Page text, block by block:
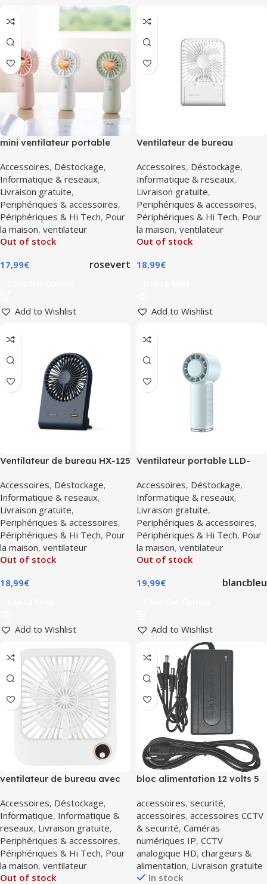
mini ventilateur portable
Accessoires, Déstockage,
Informatique & reseaux,
Livraison gratuite,
Periphériques & accessoires,
Périphériques & Hi Tech, Pour
la maison, ventilateur
Out of stock
17,99€ rosevert
Add to Wishlist
Ventilateur de bureau
Accessoires, Déstockage,
Informatique & reseaux,
Livraison gratuite,
Periphériques & accessoires,
Périphériques & Hi Tech, Pour
la maison, ventilateur
Out of stock
18,99€
Add to Wishlist
Ventilateur de bureau HX-125
Accessoires, Déstockage,
Informatique & reseaux,
Livraison gratuite,
Periphériques & accessoires,
Périphériques & Hi Tech, Pour
la maison, ventilateur
Out of stock
18,99€
Add to Wishlist
Ventilateur portable LLD-
Accessoires, Déstockage,
Informatique & reseaux,
Livraison gratuite,
Periphériques & accessoires,
Périphériques & Hi Tech, Pour
la maison, ventilateur
Out of stock
19,99€ blancbleu
Add to Wishlist
ventilateur de bureau avec
Accessoires, Déstockage,
Informatique, Informatique &
reseaux, Livraison gratuite,
Periphériques & accessoires,
Périphériques & Hi Tech, Pour
la maison, ventilateur
Out of stock
bloc alimentation 12 volts 5
accessoires, securité,
accessoires, accessoires CCTV
& securité, Caméras
numériques IP, CCTV
analogique HD, chargeurs &
alimentation, Livraison gratuite
In stock